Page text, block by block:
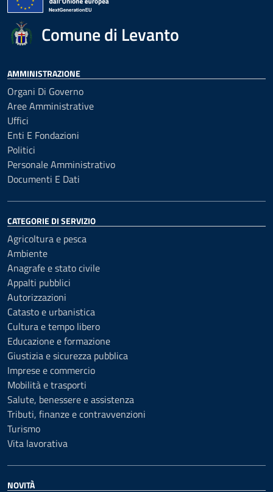
Comune di Levanto
AMMINISTRAZIONE
Organi Di Governo
Aree Amministrative
Uffici
Enti E Fondazioni
Politici
Personale Amministrativo
Documenti E Dati
CATEGORIE DI SERVIZIO
Agricoltura e pesca
Ambiente
Anagrafe e stato civile
Appalti pubblici
Autorizzazioni
Catasto e urbanistica
Cultura e tempo libero
Educazione e formazione
Giustizia e sicurezza pubblica
Imprese e commercio
Mobilità e trasporti
Salute, benessere e assistenza
Tributi, finanze e contravvenzioni
Turismo
Vita lavorativa
NOVITÀ